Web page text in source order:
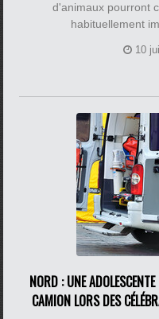
d'animaux pourront
habituellement
10
NORD : UNE
CAMION LORS DES